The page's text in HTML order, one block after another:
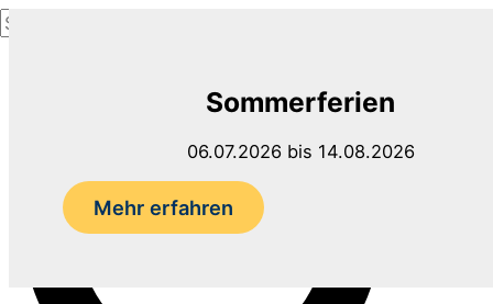
Zum
Inhalt
Suchen
nach:
Sommerferien
06.07.2026 bis 14.08.2026
Mehr erfahren